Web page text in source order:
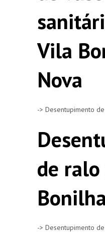
Vila
Nova
-> Desentupimento
de
-> Desentupimento